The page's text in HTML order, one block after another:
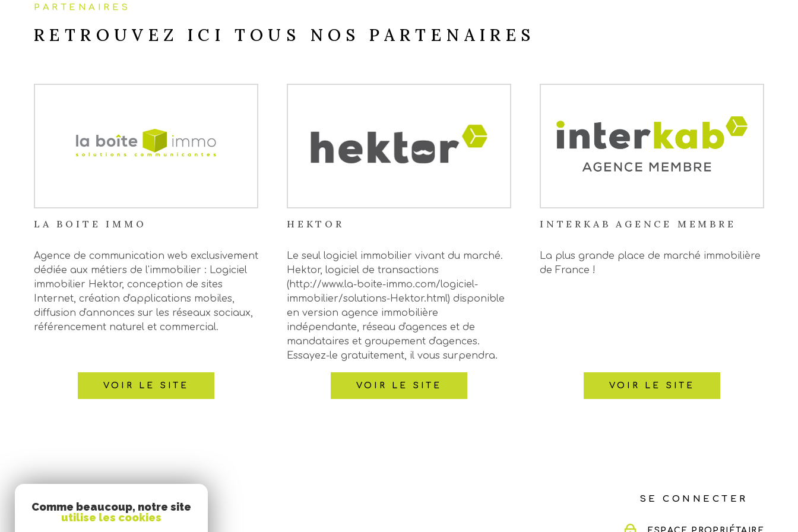
PARTENAIRES
RETROUVEZ ICI TOUS NOS PARTENAIRES
LA BOITE IMMO
Agence de communication web exclusivement
dédiée aux métiers de l'immobilier : Logiciel
immobilier Hektor, conception de sites
Internet, création d'applications mobiles,
diffusion d'annonces sur les réseaux sociaux,
référencement naturel et commercial.
VOIR LE SITE
HEKTOR
Le seul logiciel immobilier vivant du marché.
Hektor, logiciel de transactions
(http://www.la-boite-immo.com/logiciel-
immobilier/solutions-Hektor.html) disponible
en version agence immobilière
indépendante, réseau d'agences et de
mandataires et groupement d'agences.
Essayez-le gratuitement, il vous surpendra.
VOIR LE SITE
INTERKAB AGENCE MEMBRE
La plus grande place de marché immobilière
de France !
VOIR LE SITE
SE CONNECTER
Comme beaucoup, notre site
utilise les cookies